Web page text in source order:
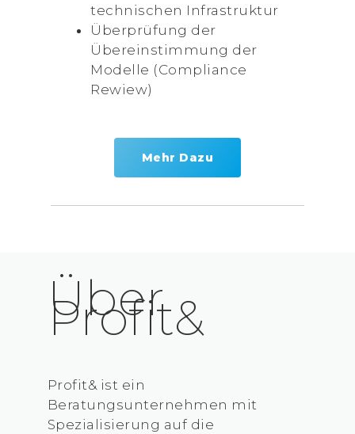
technischen Infrastruktur
Überprüfung der
Übereinstimmung der
Modelle (Compliance
Rewiew)
Mehr Dazu
Über
Profit&
Profit& ist ein
Beratungsunternehmen mit
Spezialisierung auf die